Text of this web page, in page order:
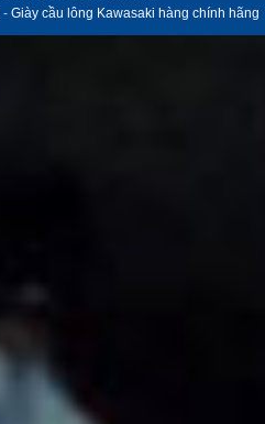
- Giày cầu lông Kawasaki hàng chính hãng